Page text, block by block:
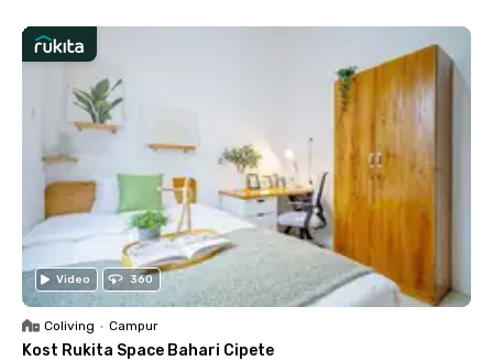
Video 360
Coliving • Campur
Kost Rukita Space Bahari Cipete